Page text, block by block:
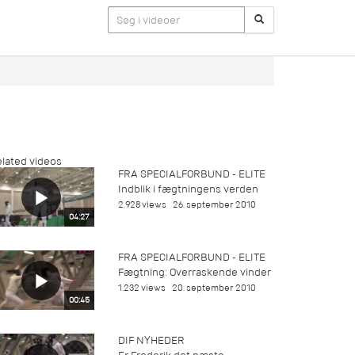
videos
04:27
FRA SPECIALFORBUND - ELITE
Indblik i fægtningens verden
2.928 views 26. september 2010
00:45
FRA SPECIALFORBUND - ELITE
Fægtning: Overraskende vinder
1.232 views 20. september 2010
DIF NYHEDER